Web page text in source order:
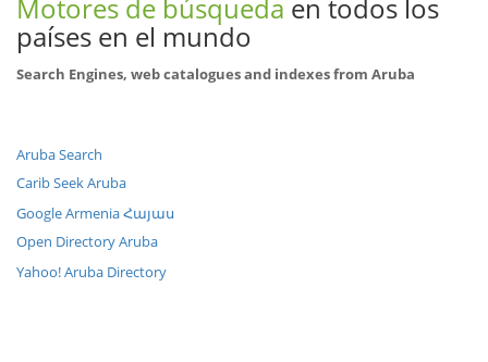
Motores de búsqueda en todos los
países en el mundo
Search Engines, web catalogues and indexes from Aruba
Aruba Search
Carib Seek Aruba
Google Armenia Հայաս
Open Directory Aruba
Yahoo! Aruba Directory